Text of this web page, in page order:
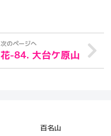
花-84. 大台ケ原山
百名山